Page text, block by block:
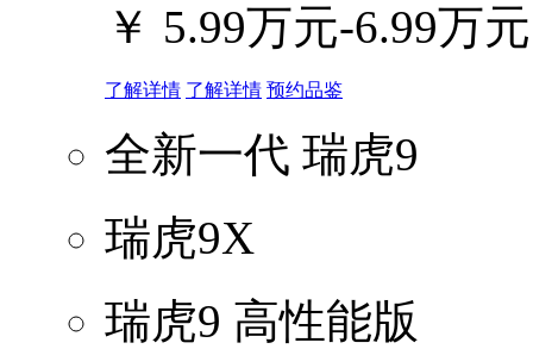
￥ 5.99万元-6.99万元
了解详情 了解详情 预约品鉴
全新一代 瑞虎9
瑞虎9X
瑞虎9 高性能版